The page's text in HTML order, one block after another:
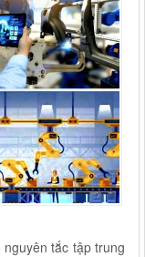
tắc tập trung